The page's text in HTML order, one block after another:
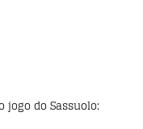
jogo do Sassuolo: